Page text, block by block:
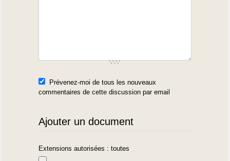
Prévenez-moi de tous les nouveaux
commentaires de cette discussion par email
Ajouter un document
Extensions autorisées : toutes